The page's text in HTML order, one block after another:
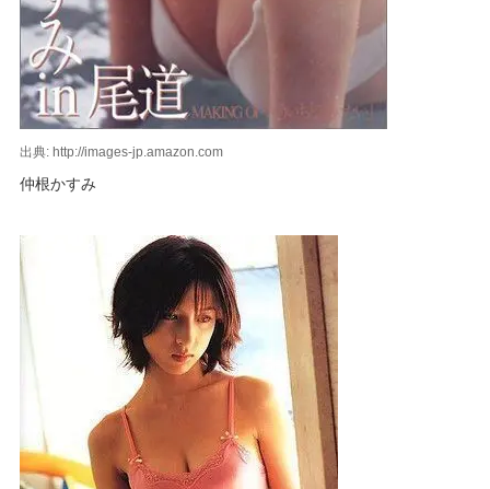
出典: http://images-jp.amazon.com
仲根かすみ